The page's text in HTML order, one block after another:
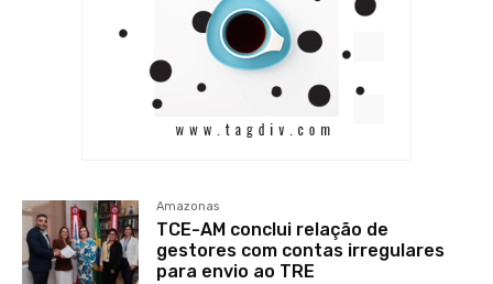
Amazonas
TCE-AM conclui relação de
gestores com contas irregulares
para envio ao TRE